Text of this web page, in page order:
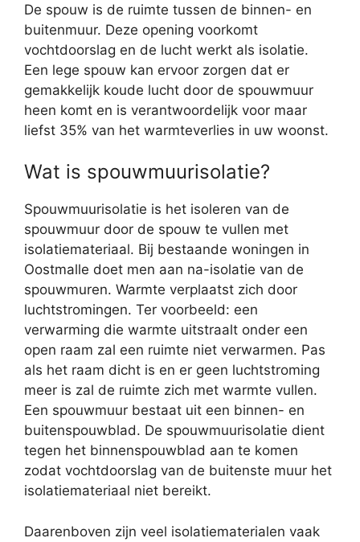
De spouw is de ruimte tussen de binnen- en
buitenmuur. Deze opening voorkomt
vochtdoorslag en de lucht werkt als isolatie.
Een lege spouw kan ervoor zorgen dat er
gemakkelijk koude lucht door de spouwmuur
heen komt en is verantwoordelijk voor maar
liefst 35% van het warmteverlies in uw woonst.
Wat is spouwmuurisolatie?
Spouwmuurisolatie is het isoleren van de
spouwmuur door de spouw te vullen met
isolatiemateriaal. Bij bestaande woningen in
Oostmalle doet men aan na-isolatie van de
spouwmuren. Warmte verplaatst zich door
luchtstromingen. Ter voorbeeld: een
verwarming die warmte uitstraalt onder een
open raam zal een ruimte niet verwarmen. Pas
als het raam dicht is en er geen luchtstroming
meer is zal de ruimte zich met warmte vullen.
Een spouwmuur bestaat uit een binnen- en
buitenspouwblad. De spouwmuurisolatie dient
tegen het binnenspouwblad aan te komen
zodat vochtdoorslag van de buitenste muur het
isolatiemateriaal niet bereikt.
Daarenboven zijn veel isolatiematerialen vaak